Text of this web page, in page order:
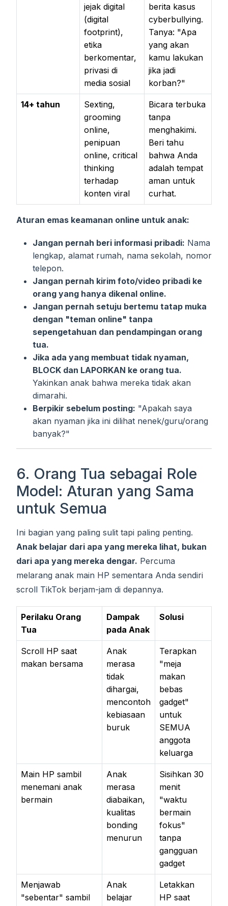
jejak digital
(digital
footprint),
etika
berkomentar,
privasi di
media sosial
berita kasus
cyberbullying.
Tanya: "Apa
yang akan
kamu lakukan
jika jadi
korban?"
14+ tahun
Sexting,
grooming
online,
penipuan
online, critical
thinking
terhadap
konten viral
Bicara terbuka
tanpa
menghakimi.
Beri tahu
bahwa Anda
adalah tempat
aman untuk
curhat.
Aturan emas keamanan online untuk anak:
Jangan pernah beri informasi pribadi: Nama
lengkap, alamat rumah, nama sekolah, nomor
telepon.
Jangan pernah kirim foto/video pribadi ke
orang yang hanya dikenal online.
Jangan pernah setuju bertemu tatap muka
dengan "teman online" tanpa
sepengetahuan dan pendampingan orang
tua.
Jika ada yang membuat tidak nyaman,
BLOCK dan LAPORKAN ke orang tua.
Yakinkan anak bahwa mereka tidak akan
dimarahi.
Berpikir sebelum posting: "Apakah saya
akan nyaman jika ini dilihat nenek/guru/orang
banyak?"
6. Orang Tua sebagai Role
Model: Aturan yang Sama
untuk Semua
Ini bagian yang paling sulit tapi paling penting.
Anak belajar dari apa yang mereka lihat, bukan
dari apa yang mereka dengar. Percuma
melarang anak main HP sementara Anda sendiri
scroll TikTok berjam-jam di depannya.
Perilaku Orang
Tua
Dampak
pada Anak
Solusi
Scroll HP saat
makan bersama
Anak
merasa
tidak
dihargai,
mencontoh
kebiasaan
buruk
Terapkan
"meja
makan
bebas
gadget"
untuk
SEMUA
anggota
keluarga
Main HP sambil
menemani anak
bermain
Anak
merasa
diabaikan,
kualitas
bonding
menurun
Sisihkan 30
menit
"waktu
bermain
fokus"
tanpa
gangguan
gadget
Menjawab
"sebentar" sambil
Anak
belajar
Letakkan
HP saat